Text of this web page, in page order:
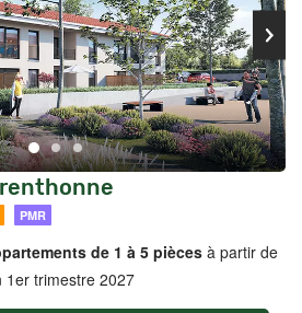
PMR
de 1 à 5 pièces à partir de
1er trimestre 2027